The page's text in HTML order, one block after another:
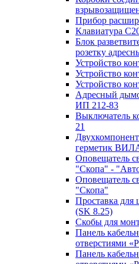
Прибор
Клавиатура
Блок
розетку
Устройство
Устройство
Устройство
Адресный
ИП 212-83
Выключатель
21
герметик
Оповещатель
"Скопа" -
Оповещатель
"Скопа"
Проставка для
(SK 8.25)
Скобы для
Панель
отверстиями
Панель